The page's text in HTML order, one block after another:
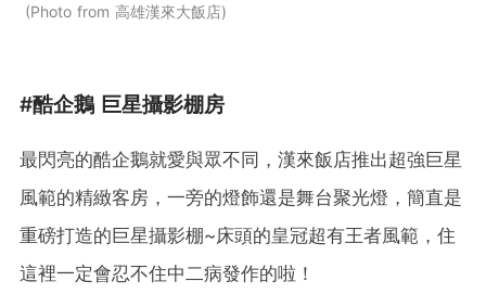
Photo from 高雄漢來大飯店
#酷企鵝 巨星攝影棚房
最閃亮的酷企鵝就愛與眾不同，漢來飯店推出超強巨星
風範的精緻客房，一旁的燈飾還是舞台聚光燈，簡直是
重磅打造的巨星攝影棚~床頭的皇冠超有王者風範，住
這裡一定會忍不住中二病發作的啦！